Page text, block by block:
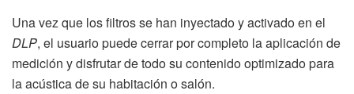
Una vez que los filtros se han inyectado y activado en el
DLP, el usuario puede cerrar por completo la aplicación de
medición y disfrutar de todo su contenido optimizado para
la acústica de su habitación o salón.